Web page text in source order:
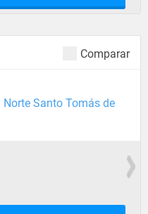
Comparar
Norte Santo Tomás de